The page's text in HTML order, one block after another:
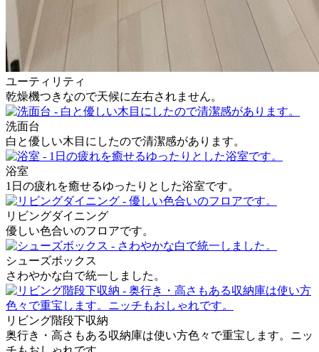
ユーティリティ
乾燥機つきなので天候に左右されません。
洗面台
白と優しい木目にしたので清潔感があります。
浴室
1日の疲れを癒せるゆったりとした浴室です。
リビングダイニング
優しい色合いのフロアです。
シューズボックス
さわやかな白で統一しました。
リビング階段下収納
奥行き・高さもある収納庫は使い方色々で重宝します。ニッ